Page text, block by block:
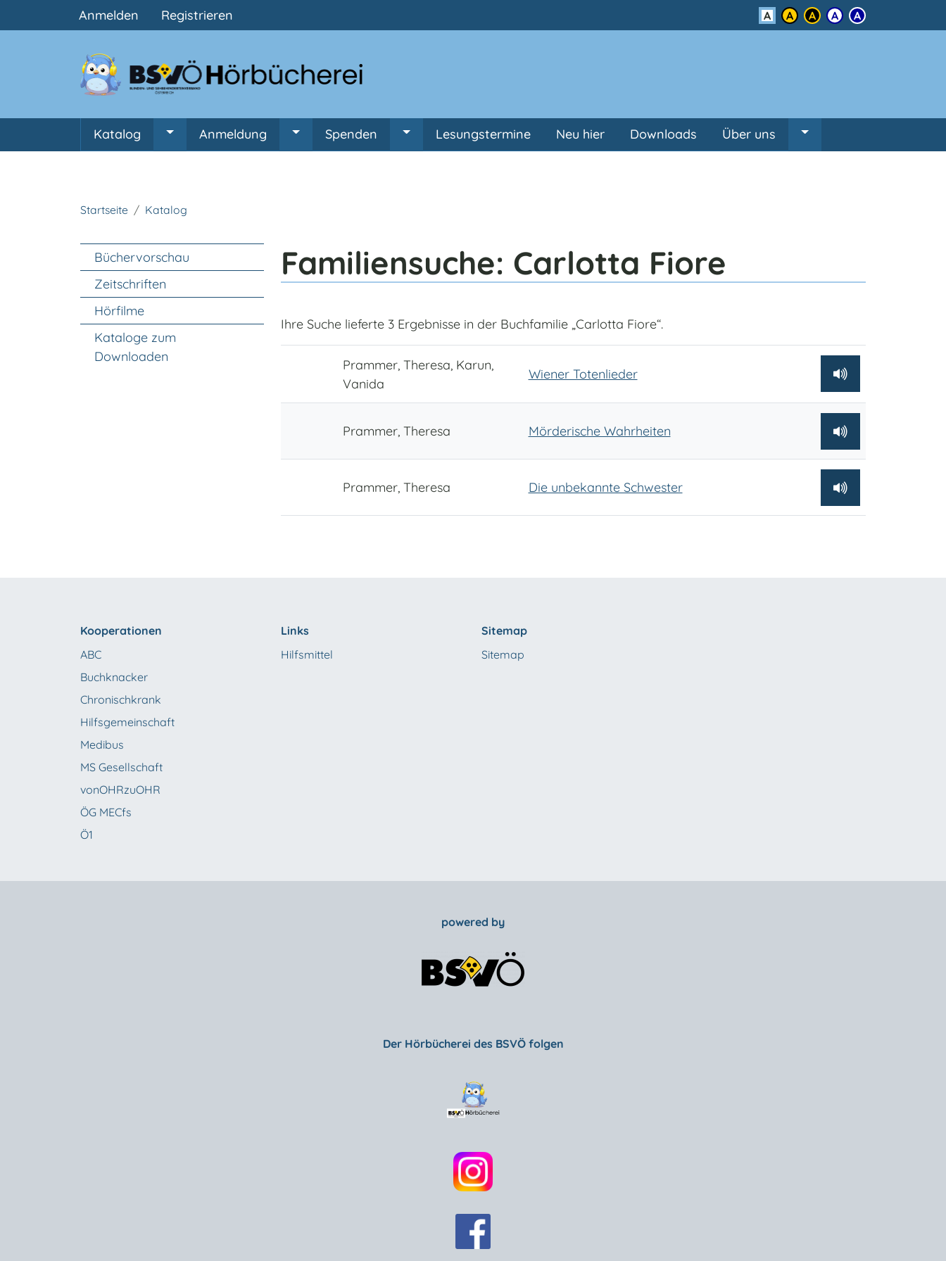
Benutzermenü
Anmelden Registrieren Kontrast
Hauptnavigation
Katalog Untermenü von Katalog
Anmeldung Untermenü von Anmeldung
Spenden Untermenü von Spenden
Lesungstermine Neu hier Downloads Über uns
Startseite Katalog
Familiensuche: Carlotta Fiore
Ihre Suche lieferte 3 Ergebnisse in der Buchfamilie „Carlotta Fiore“.
Prammer, Theresa, Karun,
Vanida
Wiener Totenlieder
Prammer, Theresa Mörderische Wahrheiten
Prammer, Theresa Die unbekannte Schwester
Unter Navigation
Büchervorschau
Zeitschriften
Hörfilme
Kataloge zum
Downloaden
Kooperationen
ABC
Buchknacker
Chronischkrank
Hilfsgemeinschaft
Medibus
MS Gesellschaft
vonOHRzuOHR
ÖG MECfs
Ö1
Links
Hilfsmittel
Sitemap
Sitemap
powered by
Der Hörbücherei des BSVÖ folgen